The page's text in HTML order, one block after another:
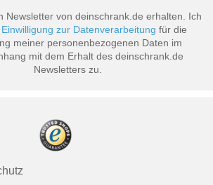
Newsletter von deinschrank.de erhalten. Ich
Einwilligung zur Datenverarbeitung für die
meiner personenbezogenen Daten im
mit dem Erhalt des deinschrank.de
Newsletters zu.